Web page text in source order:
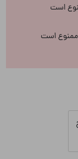
است
ممنوع است